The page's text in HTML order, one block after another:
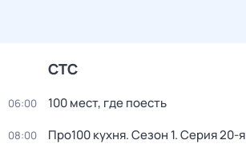
СТС
06:00 100 мест, где поесть
08:00 Про100 кухня. Сезон 1. Серия 20-я